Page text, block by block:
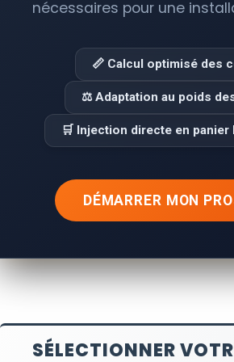
nécessaires pour une
📏 Calcul optimisé des
⚖️ Adaptation au poids
🛒 Injection directe en panier
DÉMARRER MON
SÉLECTIONNER